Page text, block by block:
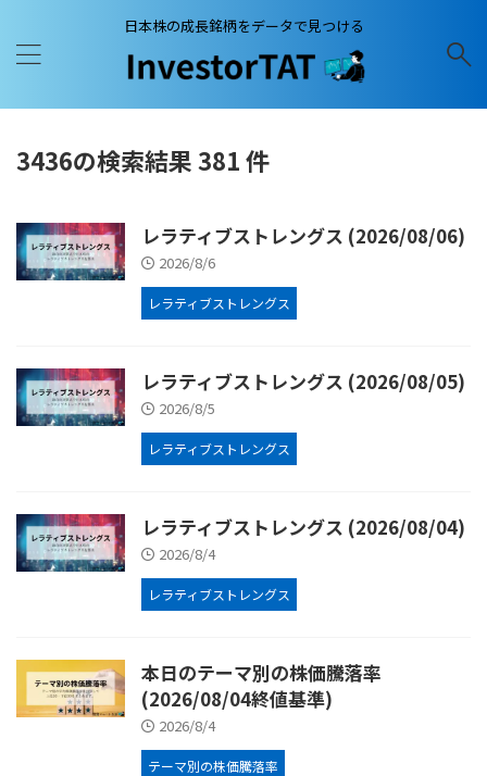
日本株の成長銘柄をデータで見つける
3436の検索結果 381 件
レラティブストレングス (2026/08/06)
2026/8/6
レラティブストレングス
レラティブストレングス (2026/08/05)
2026/8/5
レラティブストレングス
レラティブストレングス (2026/08/04)
2026/8/4
レラティブストレングス
本日のテーマ別の株価騰落率
(2026/08/04終値基準)
2026/8/4
テーマ別の株価騰落率